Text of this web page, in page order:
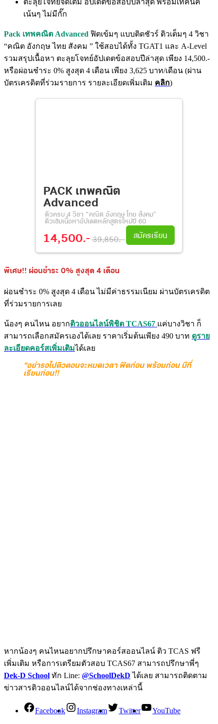
ตะลุยโจทย์จัดเต็ม อัปเดตข้อสอบปีล่าสุด พร้อมเทคนิค
เน้นๆ ไม่มีกั๊ก
Pack เทพคณิต Advanced ฟิตเข้มๆ แบบติดชัวร์ ติวเต็มๆ 4 วิชา
“คณิต อังกฤษ ไทย สังคม ” ใช้สอบได้ทั้ง TGAT1 และ A-Level
รวมสรุปเนื้อหา ตะลุยโจทย์อัปเดตข้อสอบปีล่าสุด เพียง 14,500.-
หรือผ่อนชำระ 0% สูงสุด 4 เดือน เพียง 3,625 บาท/เดือน (ผ่าน
บัตรเครดิตที่ร่วมรายการ รายละเอียดเพิ่มเติม คลิก)
PACK เทพคณิต
Advanced
ติวครบ 4 วิชา “คณิต อังกฤษ ไทย สังคม”
ติวเข้มเนื้อหาอัปเดตหลักสูตรใหม่ปี 60
14,500.- 39,850.- สมัครเรียน
พิเศษ!! ผ่อนชำระ 0% สูงสุด 4 เดือน
ผ่อนชำระ 0% สูงสุด 4 เดือน ไม่มีค่าธรรมเนียม ผ่านบัตรเครดิต
ที่ร่วมรายการเลย
น้องๆ คนไหน อยากติวออนไลน์พิชิต TCAS67 แค่บางวิชา ก็
สามารถเลือกสมัครเองได้เลย ราคาเริ่มต้นเพียง 490 บาท ดูราย
ละเอียดคอร์สเพิ่มเติมได้เลย
“อย่ารอไปติวตอนจะหมดเวลา ฟิตก่อน พร้อมก่อน มีที่
เรียนก่อน!!
หากน้องๆ คนไหนอยากปรึกษาคอร์สออนไลน์ ติว TCAS ฟรี
เพิ่มเติม หรือการเตรียมตัวสอบ TCAS67 สามารถปรึกษาพี่ๆ
Dek-D School ทัก Line: @SchoolDekD ได้เลย สามารถติดตาม
ข่าวสารติวออนไลน์ได้จากช่องทางเหล่านี้
Facebook Instagram Twitter
YouTube